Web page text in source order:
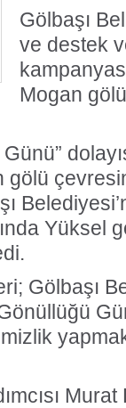
Gölbaşı
ve destek
Mogan gölü
gölü
Yüksel
Gölbaşı
yapmak